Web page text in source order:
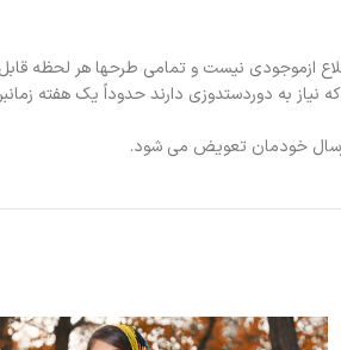
ازموجودی نیست و تمامی طرحها هر لحظه
ارسال خودمان تعویض می شود.